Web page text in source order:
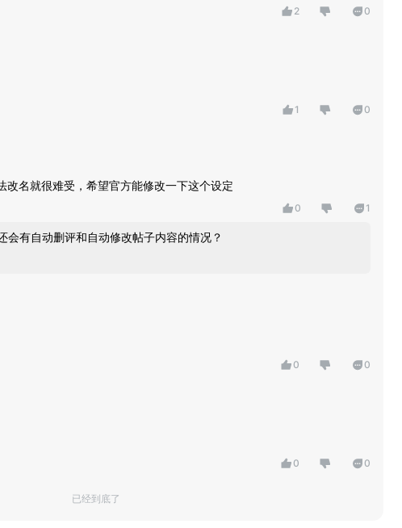
2 0
1 0
改名就很难受，希望官方能修改一下这个设定
0 1
会有自动删评和自动修改帖子内容的情况？
0 0
0 0
已经到底了